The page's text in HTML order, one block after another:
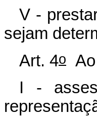
V -
sejam
Art. 4o
I -